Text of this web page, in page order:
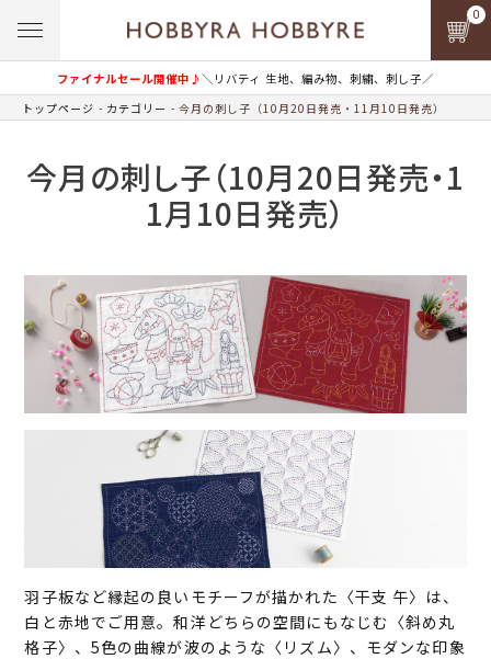
ファイナルセール開催中♪＼リバティ 生地、編み物、刺繍、刺し子／
0
トップページ カテゴリー 今月の刺し子（10月20日発売・11月10日発売）
今月の刺し子（10月20日発売・1
1月10日発売）
羽子板など縁起の良いモチーフが描かれた〈干支 午〉は、
白と赤地でご用意。和洋どちらの空間にもなじむ〈斜め丸
格子〉、5色の曲線が波のような〈リズム〉、モダンな印象